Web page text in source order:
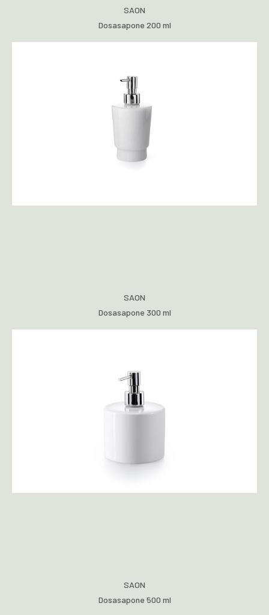
SAON
Dosasapone 200 ml
SAON
Dosasapone 300 ml
SAON
Dosasapone 500 ml